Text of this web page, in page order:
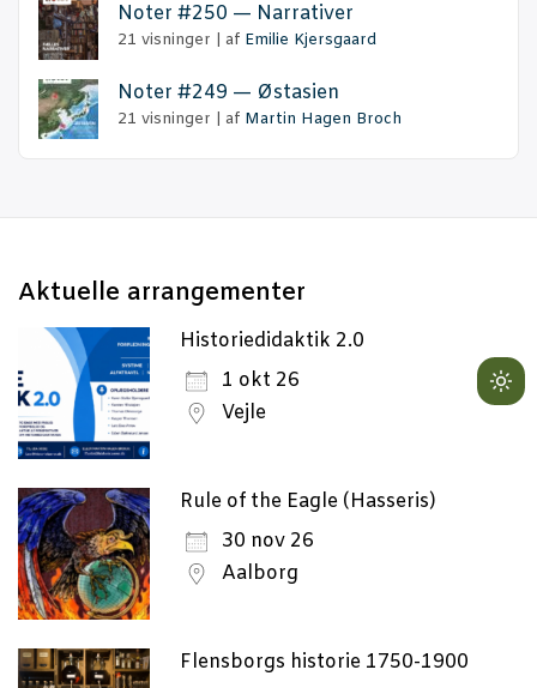
Noter #250 — Narrativer
21 visninger af Emilie Kjersgaard
Noter #249 — Østasien
21 visninger af Martin Hagen Broch
Aktu­el­le arrangementer
Historiedidaktik 2.0
1 okt 26
Vejle
Rule of the Eagle (Hasseris)
30 nov 26
Aalborg
Flensborgs historie 1750-1900